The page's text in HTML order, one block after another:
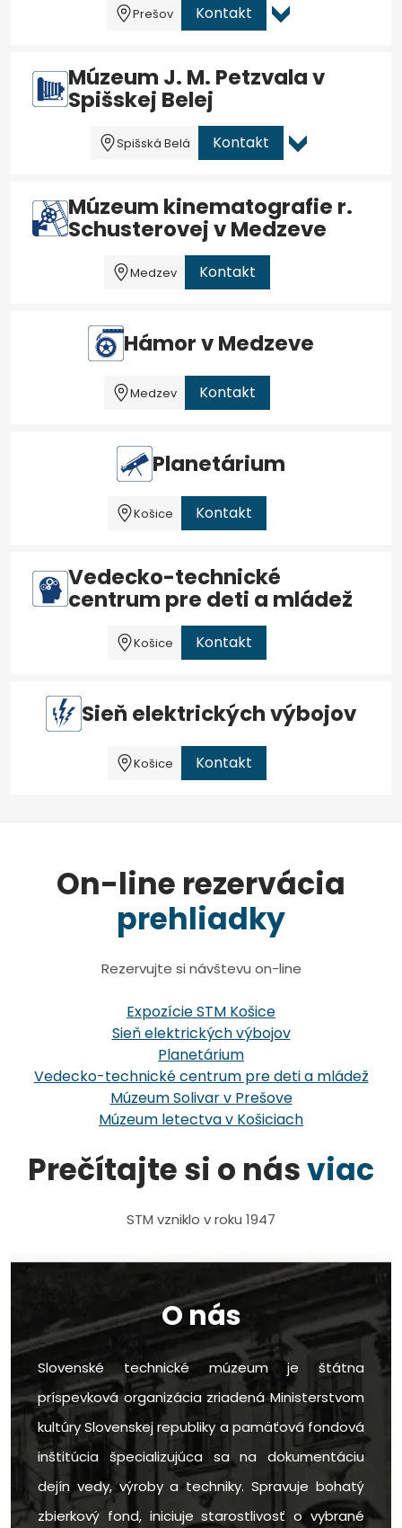
Prešov Kontakt
Múzeum J. M. Petzvala v
Spišskej Belej
Spišská Belá Kontakt
Múzeum kinematografie r.
Schusterovej v Medzeve
Medzev Kontakt
Hámor v Medzeve
Medzev Kontakt
Planetárium
Košice Kontakt
Vedecko-technické
centrum pre deti a mládež
Košice Kontakt
Sieň elektrických výbojov
Košice Kontakt
On-line rezervácia
prehliadky
Rezervujte si návštevu on-line
Expozície STM Košice
Sieň elektrických výbojov
Planetárium
Vedecko-technické centrum pre deti a mládež
Múzeum Solivar v Prešove
Múzeum letectva v Košiciach
Prečítajte si o násviac
STM vzniklo v roku 1947
O nás
Slovenské technické múzeum je štátna
príspevková organizácia zriadená Ministerstvom
kultúry Slovenskej republiky a pamäťová fondová
inštitúcia špecializujúca sa na dokumentáciu
dejín vedy, výroby a techniky. Spravuje bohatý
zbierkový fond, iniciuje starostlivosť o vybrané